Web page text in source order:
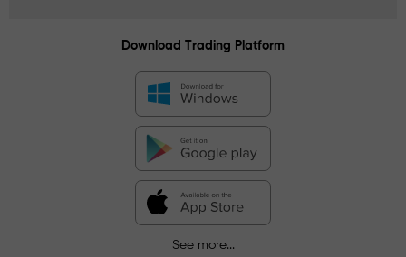
Download Trading Platform
See more...